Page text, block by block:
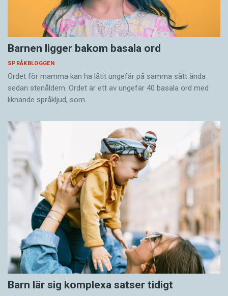
Barnen ligger bakom basala ord
SPRÅKBLOGGEN
Ordet för mamma kan ha låtit ungefär på samma sätt ända
sedan stenåldern. Ordet är ett av ungefär 40 basala ord med
liknande språkljud, som…
Barn lär sig komplexa satser tidigt